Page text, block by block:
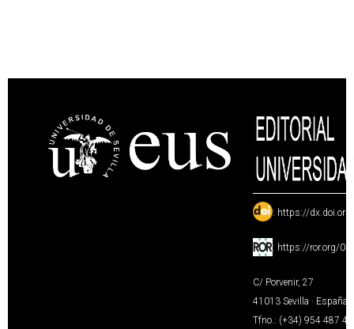
: https://
: https://ror.org/
C/ Porvenir, 27
41013 Sevilla · España
Tfno.: (+34) 954 487